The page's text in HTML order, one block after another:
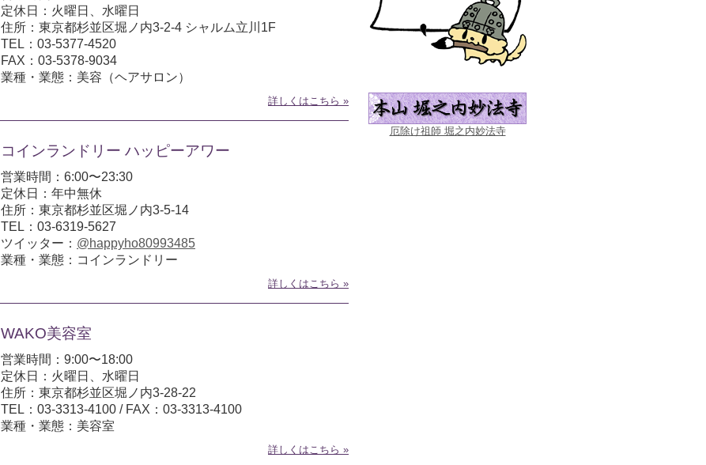
定休日：火曜日、水曜日
住所：東京都杉並区堀ノ内3-2-4 シャルム立川1F
TEL：03-5377-4520
FAX：03-5378-9034
業種・業態：美容（ヘアサロン）
詳しくはこちら »
コインランドリー ハッピーアワー
営業時間：6:00〜23:30
定休日：年中無休
住所：東京都杉並区堀ノ内3-5-14
TEL：03-6319-5627
ツイッター： @happyho80993485
業種・業態：コインランドリー
詳しくはこちら »
WAKO美容室
営業時間：9:00〜18:00
定休日：火曜日、水曜日
住所：東京都杉並区堀ノ内3-28-22
TEL：03-3313-4100 / FAX：03-3313-4100
業種・業態：美容室
詳しくはこちら »
厄除け祖師 堀之内妙法寺